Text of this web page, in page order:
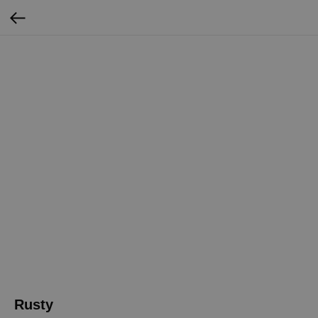
Rusty